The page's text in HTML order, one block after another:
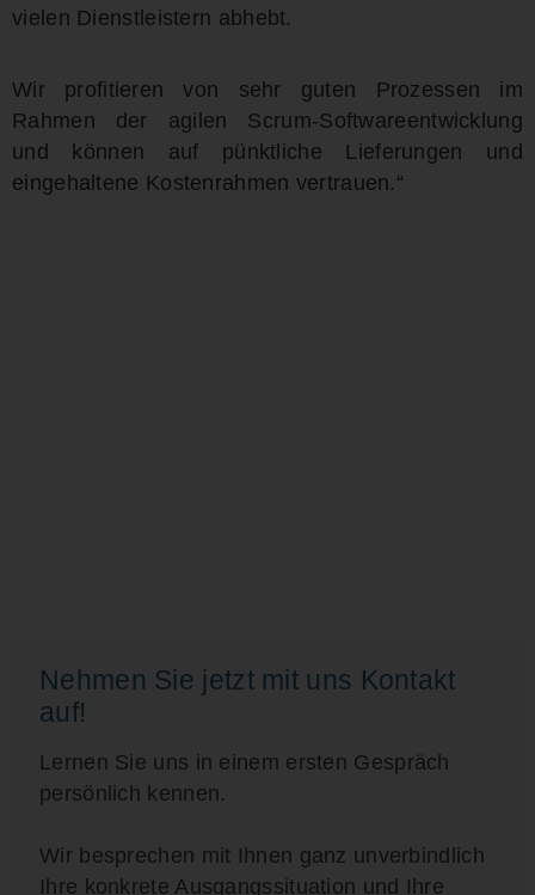
vielen Dienstleistern abhebt.
Wir profitieren von sehr guten Prozessen im
Rahmen der agilen Scrum-Softwareentwicklung
und können auf pünktliche Lieferungen und
eingehaltene Kostenrahmen vertrauen.“
Nehmen Sie jetzt mit uns Kontakt
auf!
Lernen Sie uns in einem ersten Gespräch
persönlich kennen.
Wir besprechen mit Ihnen ganz unverbindlich
Ihre konkrete Ausgangssituation und Ihre